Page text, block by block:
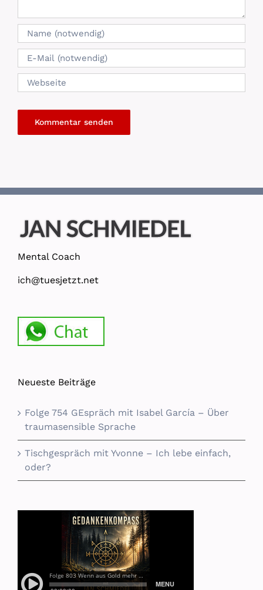
Mental Coach
ich@tuesjetzt.net
Neueste Beiträge
Folge 754 GEspräch mit Isabel García – Über
traumasensible Sprache
Tischgespräch mit Yvonne – Ich lebe einfach,
oder?